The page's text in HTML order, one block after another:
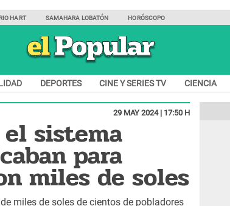
HART SAMAHARA LOBATÓN HORÓSCOPO
DEPORTES CINE Y SERIES TV CIENCIA
29 MAY 2024 | 17:50 H
sistema
para
miles de soles
miles de soles de cientos de pobladores